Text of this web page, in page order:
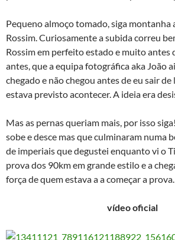
Pequeno almoço tomado, siga montanha
Rossim. Curiosamente a subida correu
Rossim em perfeito estado e muito antes
antes, que a equipa fotográfica aka João
chegado e não chegou antes de eu sair
estava previsto acontecer. A ideia era
Mas as pernas queriam mais, por isso
sobe e desce mas que culminaram numa
de imperiais que degustei enquanto vi o
prova dos 90km em grande estilo e a
força de quem estava a a começar a prova.
vídeo oficial